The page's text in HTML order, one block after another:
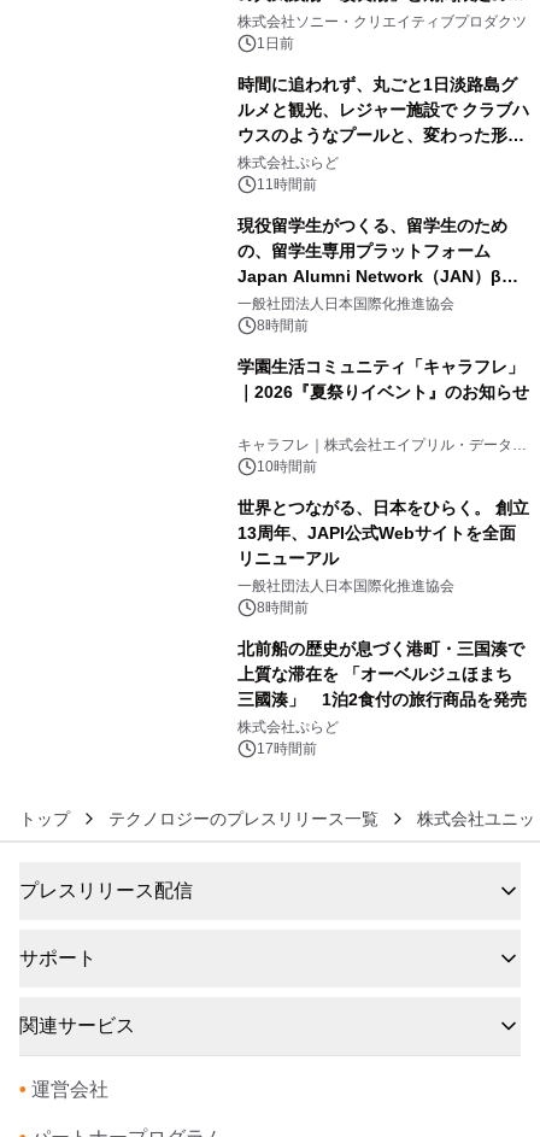
ラボレーション サウナイキタイコラ
ボグッズも発売決定！
株式会社ソニー・クリエイティブプロダクツ
1日前
時間に追われず、丸ごと1日淡路島グ
ルメと観光、レジャー施設で クラブハ
ウスのようなプールと、変わった形の
サウナも 「THE BOXY AWAJI」のお
得な素泊まり連泊プランで
株式会社ぷらど
11時間前
現役留学生がつくる、留学生のため
の、留学生専用プラットフォーム
Japan Alumni Network（JAN）β版
をリリース
一般社団法人日本国際化推進協会
8時間前
学園生活コミュニティ「キャラフレ」
｜2026『夏祭りイベント』のお知らせ
キャラフレ｜株式会社エイプリル・データ・
デザインズ
10時間前
世界とつながる、日本をひらく。 創立
13周年、JAPI公式Webサイトを全面
リニューアル
一般社団法人日本国際化推進協会
8時間前
北前船の歴史が息づく港町・三国湊で
上質な滞在を 「オーベルジュほまち
三國湊」 1泊2食付の旅行商品を発売
株式会社ぷらど
17時間前
トップ テクノロジーのプレスリリース一覧 株式会社ユニッ
プレスリリース配信
サポート
関連サービス
• 運営会社